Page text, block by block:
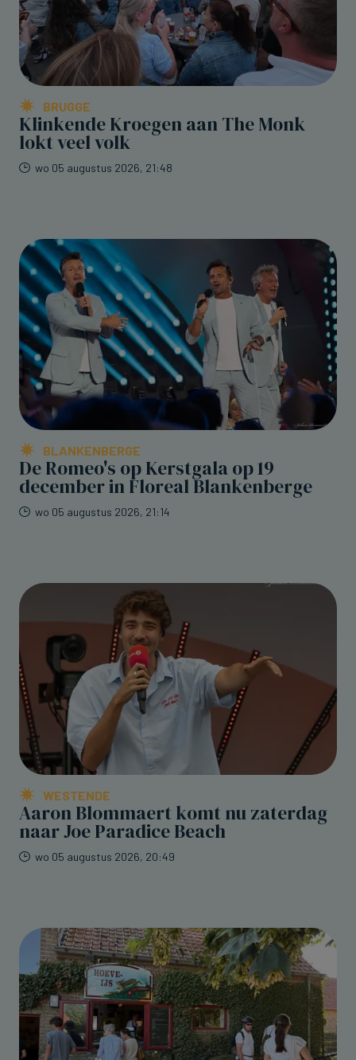
BRUGGE
Klinkende Kroegen aan The Monk
lokt veel volk
wo 05 augustus 2026, 21:48
BLANKENBERGE
De Romeo's op Kerstgala op 19
december in Floreal Blankenberge
wo 05 augustus 2026, 21:14
WESTENDE
Aaron Blommaert komt nu zaterdag
naar Joe Paradice Beach
wo 05 augustus 2026, 20:49